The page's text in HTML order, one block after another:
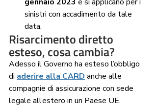
sinistri con accadimento da tale
data.
Risarcimento diretto
esteso, cosa cambia?
Adesso il Governo ha esteso l’obbligo
di aderire alla CARD anche alle
compagnie di assicurazione con sede
legale all’estero in un Paese UE.